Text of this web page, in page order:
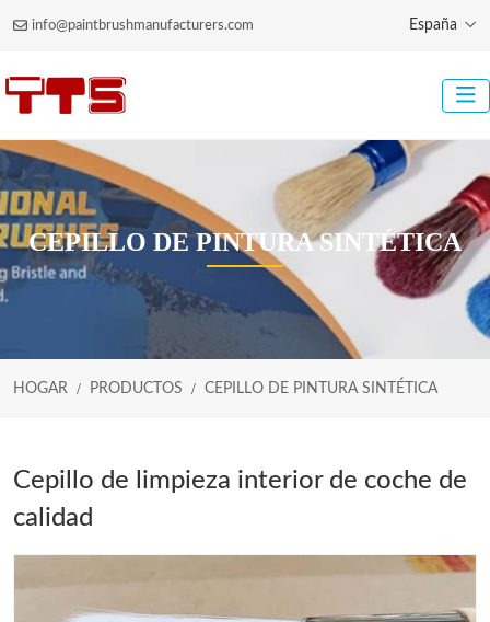
info@paintbrushmanufacturers.com España
CEPILLO DE PINTURA SINTÉTICA
HOGAR PRODUCTOS CEPILLO DE PINTURA SINTÉTICA
Cepillo de limpieza interior de coche de
calidad